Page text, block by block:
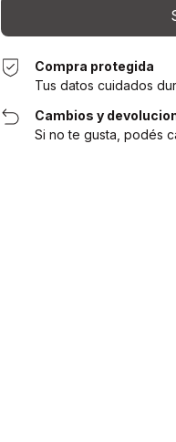
Compra protegida
Tus datos cuidados
Cambios y
Si no te gusta, podés